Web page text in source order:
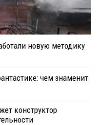
новую методику
чем знаменит
конструктор